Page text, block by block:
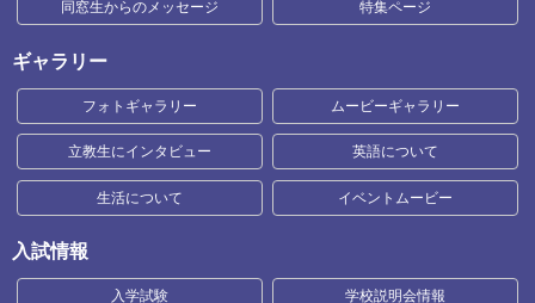
同窓生からのメッセージ 特集ページ
ギャラリー
フォトギャラリー ムービーギャラリー
立教生にインタビュー 英語について
生活について イベントムービー
入試情報
入学試験 学校説明会情報